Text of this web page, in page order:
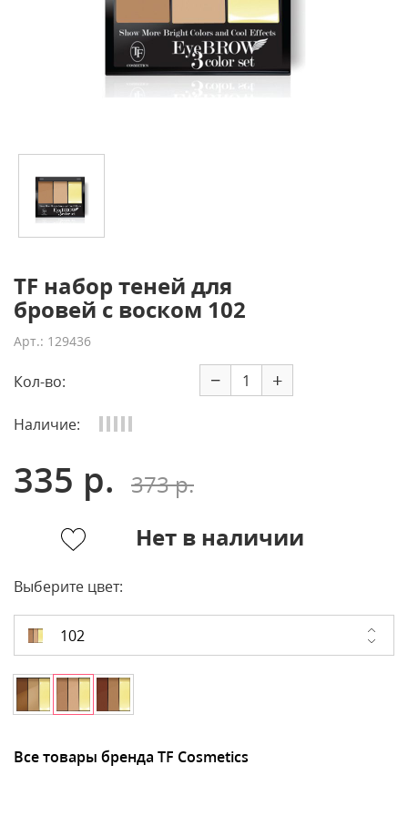
TF набор теней для
бровей с воском 102
Арт.: 129436
Кол-во: − +
Наличие:
335 р.
373 р.
Нет в наличии
Выберите цвет:
102
Все товары бренда TF Cosmetics